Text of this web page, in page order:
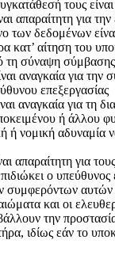
τους
απαραίτητη για
των δεδομένων
κατ’ αίτηση του
τη σύναψη
αναγκαία για
επεξεργασίας
αναγκαία για τη
ή άλλου
ή νομική αδυναμία
απαραίτητη για
ο υπεύθυνος
συμφερόντων
και οι
την
ιδίως εάν το